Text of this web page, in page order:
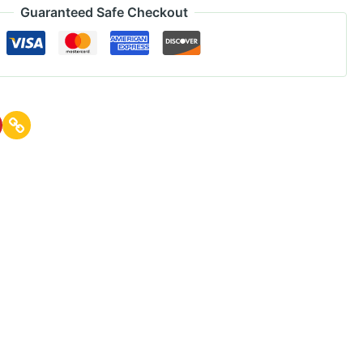
Guaranteed Safe Checkout